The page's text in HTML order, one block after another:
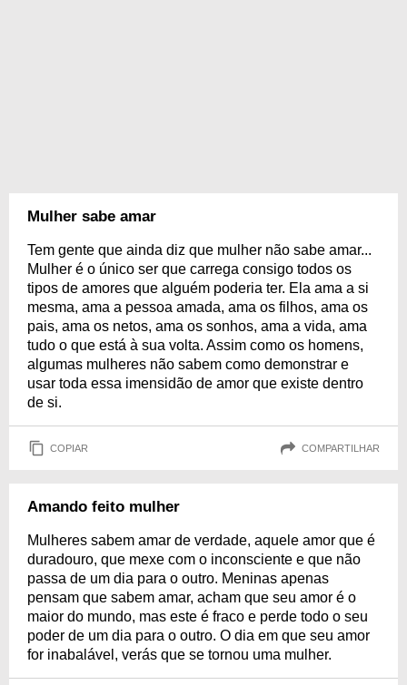
Mulher sabe amar
Tem gente que ainda diz que mulher não sabe amar...
Mulher é o único ser que carrega consigo todos os
tipos de amores que alguém poderia ter. Ela ama a si
mesma, ama a pessoa amada, ama os filhos, ama os
pais, ama os netos, ama os sonhos, ama a vida, ama
tudo o que está à sua volta. Assim como os homens,
algumas mulheres não sabem como demonstrar e
usar toda essa imensidão de amor que existe dentro
de si.
COPIAR COMPARTILHAR
Amando feito mulher
Mulheres sabem amar de verdade, aquele amor que é
duradouro, que mexe com o inconsciente e que não
passa de um dia para o outro. Meninas apenas
pensam que sabem amar, acham que seu amor é o
maior do mundo, mas este é fraco e perde todo o seu
poder de um dia para o outro. O dia em que seu amor
for inabalável, verás que se tornou uma mulher.